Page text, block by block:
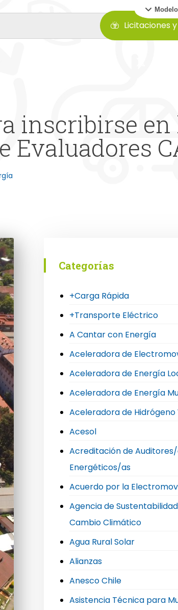
Licitaciones
inscribirse en
Categorías
+Carga Rápida
+Transporte Eléctrico
A Cantar con Energía
Aceleradora de
Aceleradora de Energía
Aceleradora de Energía
Aceleradora de Hidrógeno
Acesol
Acreditación de
Energéticos/as
Acuerdo por la
Agencia de
Cambio Climático
Agua Rural Solar
Alianzas
Anesco Chile
Asistencia Técnica para